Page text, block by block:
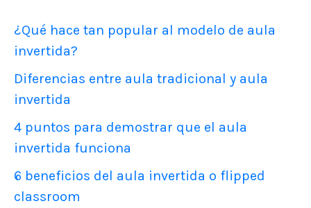
¿Qué hace tan popular al modelo de aula
invertida?
Diferencias entre aula tradicional y aula
invertida
4 puntos para demostrar que el aula
invertida funciona
6 beneficios del aula invertida o flipped
classroom